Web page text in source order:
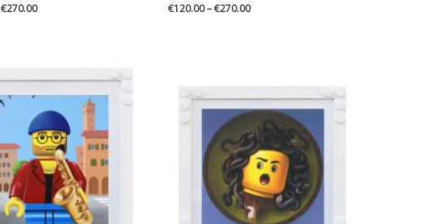
€270.00 €120.00–€270.00